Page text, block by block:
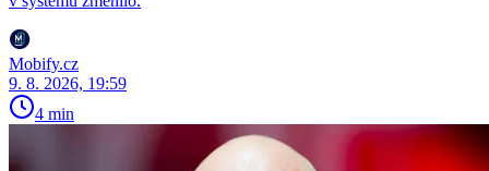
Mobify.cz
9. 8. 2026, 19:59
4 min